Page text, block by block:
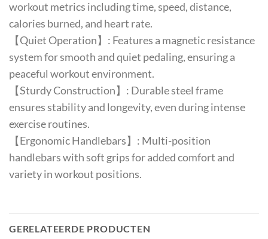
workout metrics including time, speed, distance,
calories burned, and heart rate.
【Quiet Operation】: Features a magnetic resistance
system for smooth and quiet pedaling, ensuring a
peaceful workout environment.
【Sturdy Construction】: Durable steel frame
ensures stability and longevity, even during intense
exercise routines.
【Ergonomic Handlebars】: Multi-position
handlebars with soft grips for added comfort and
variety in workout positions.
GERELATEERDE PRODUCTEN